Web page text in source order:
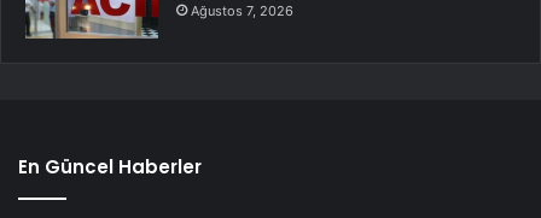
Ağustos 7, 2026
En Güncel Haberler